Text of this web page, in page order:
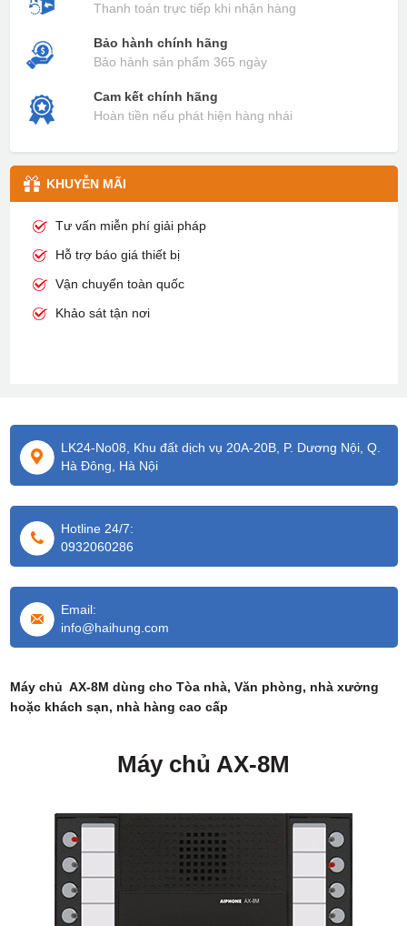
Thanh toán trực tiếp khi nhận hàng
Bảo hành chính hãng
Bảo hành sản phẩm 365 ngày
Cam kết chính hãng
Hoàn tiền nếu phát hiện hàng nhái
KHUYỄN MÃI
Tư vấn miễn phí giải pháp
Hỗ trợ báo giá thiết bị
Vận chuyển toàn quốc
Khảo sát tận nơi
LK24-No08, Khu đất dịch vụ 20A-20B, P. Dương Nội, Q.
Hà Đông, Hà Nội
Hotline 24/7:
0932060286
Email:
info@haihung.com
Máy chủ AX-8M dùng cho Tòa nhà, Văn phòng, nhà xưởng
hoặc khách sạn, nhà hàng cao cấp
Máy chủ AX-8M